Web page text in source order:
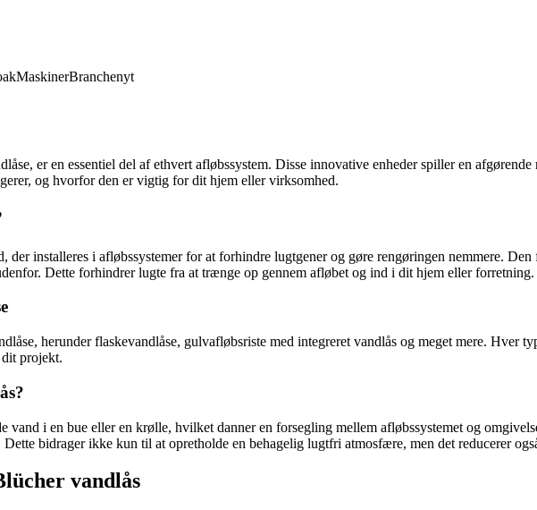
MaskinerBranchenyt
er en essentiel del af ethvert afløbssystem. Disse innovative enheder spiller en
og hvorfor den er vigtig for dit hjem eller virksomhed.
der installeres i afløbssystemer for at forhindre lugtgener og gøre rengøringen nemmere.
Dette forhindrer lugte fra at trænge op gennem afløbet og ind i dit hjem eller forretning.
herunder flaskevandlåse, gulvafløbsriste med integreret vandlås og meget mere. Hver
projekt.
vand i en bue eller en krølle, hvilket danner en forsegling mellem afløbssystemet og
bidrager ikke kun til at opretholde en behagelig lugtfri atmosfære, men det reducerer
vandlås